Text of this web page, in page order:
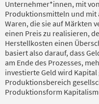
Unternehmer*innen, mit
Produktionsmitteln und mit
Waren, die sie auf Märkten
einen Preis zu realisieren,
Herstellkosten einen
basiert also darauf, dass
am Ende des Prozesses,
investierte Geld wird
Produktionsbereich
Produktionsform